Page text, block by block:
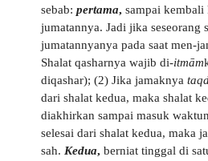
sebab: pertama, sampai kembali
jumatannya. Jadi jika seseorang
jumatannyanya pada saat men-
Shalat qasharnya wajib di-itmām
diqashar); (2) Jika jamaknya
dari shalat kedua, maka shalat
diakhirkan sampai masuk
selesai dari shalat kedua, maka
sah. Kedua, berniat tinggal di